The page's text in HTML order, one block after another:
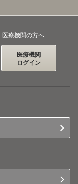
医療機関の方へ
医療機関
ログイン